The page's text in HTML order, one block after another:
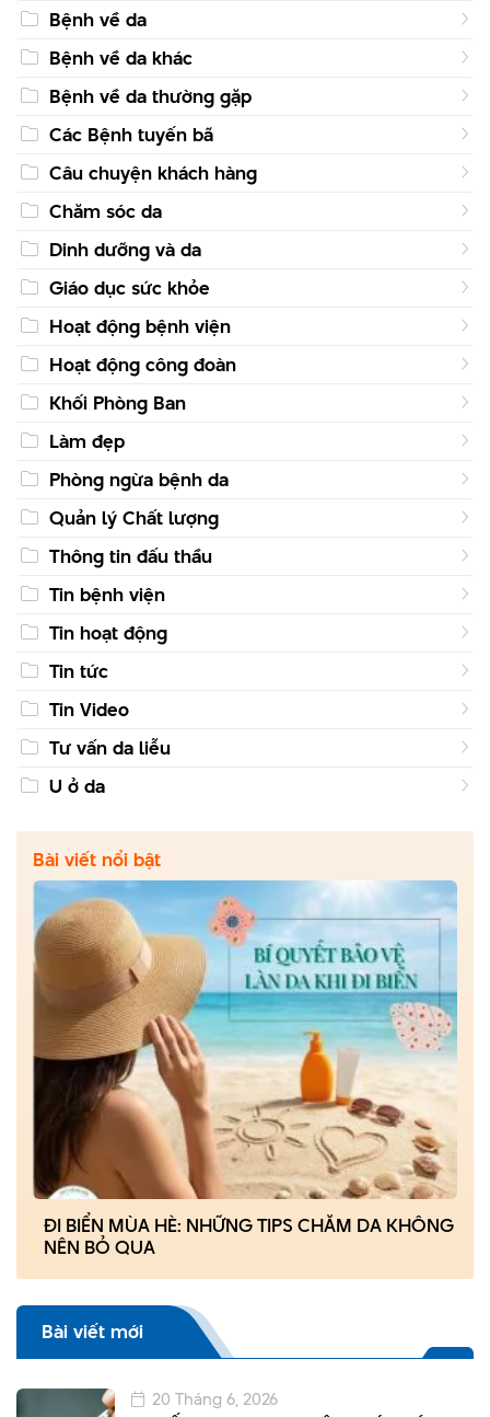
Bệnh về da
Bệnh về da khác
Bệnh về da thường gặp
Các Bệnh tuyến bã
Câu chuyện khách hàng
Chăm sóc da
Dinh dưỡng và da
Giáo dục sức khỏe
Hoạt động bệnh viện
Hoạt động công đoàn
Khối Phòng Ban
Làm đẹp
Phòng ngừa bệnh da
Quản lý Chất lượng
Thông tin đấu thầu
Tin bệnh viện
Tin hoạt động
Tin tức
Tin Video
Tư vấn da liễu
U ở da
Bài viết nổi bật
ĐI BIỂN MÙA HÈ: NHỮNG TIPS CHĂM DA KHÔNG
NÊN BỎ QUA
Bài viết mới
20 Tháng 6, 2026